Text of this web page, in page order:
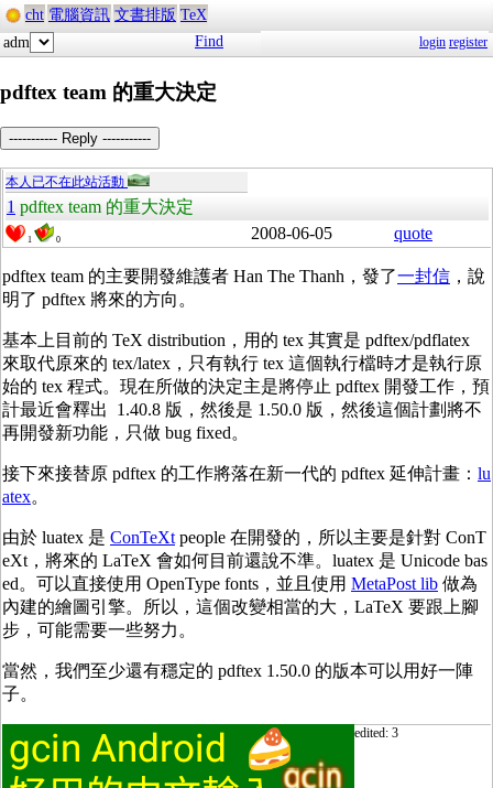
cht 電腦資訊 文書排版 TeX
adm
Find login register
pdftex team 的重大決定
----------- Reply -----------
本人已不在此站活動
1 pdftex team 的重大決定
1 0 2008-06-05 quote
pdftex team 的主要開發維護者 Han The Thanh，發了一封信 ，說
明了 pdftex 將來的方向。
基本上目前的 TeX distribution，用的 tex 其實是 pdftex/pdflatex
來取代原來的 tex/latex，只有執行 tex 這個執行檔時才是執行原
始的 tex 程式。現在所做的決定主是將停止 pdftex 開發工作，預
計最近會釋出 1.40.8 版，然後是 1.50.0 版，然後這個計劃將不
再開發新功能，只做 bug fixed。
接下來接替原 pdftex 的工作將落在新一代的 pdftex 延伸計畫： lu
atex。
由於 luatex 是 ConTeXtpeople 在開發的，所以主要是針對 ConT
eXt，將來的 LaTeX 會如何目前還說不準。luatex 是 Unicode bas
ed。可以直接使用 OpenType fonts，並且使用 MetaPost lib 做為
內建的繪圖引擎。所以，這個改變相當的大，LaTeX 要跟上腳
步，可能需要一些努力。
當然，我們至少還有穩定的 pdftex 1.50.0 的版本可以用好一陣
子。
edited: 3